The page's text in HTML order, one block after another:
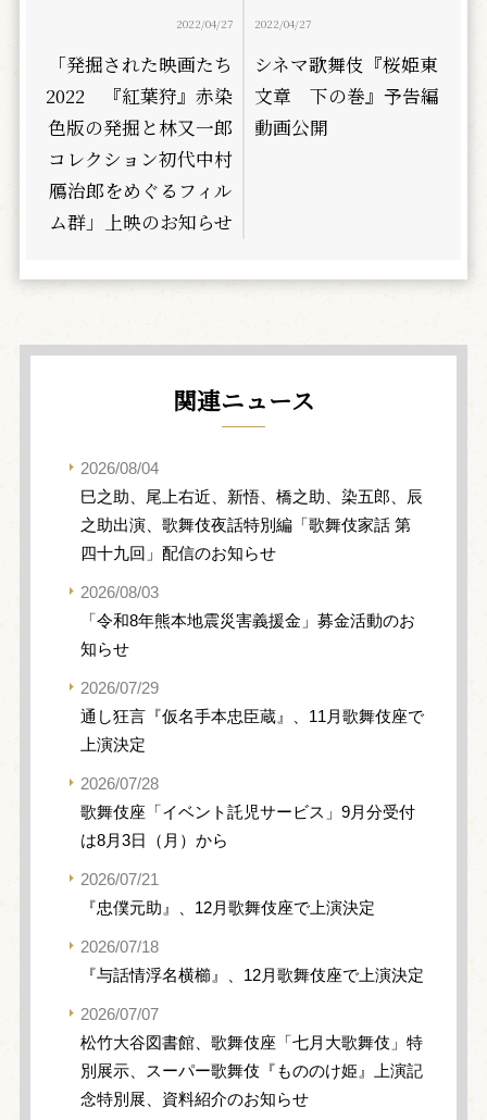
2022/04/27
「発掘された映画たち
2022 『紅葉狩』赤染
色版の発掘と林又一郎
コレクション――初代中村
鴈治郎をめぐるフィル
ム群」上映のお知らせ
2022/04/27
シネマ歌舞伎『桜姫東
文章 下の巻』予告編
動画公開
関連ニュース
2026/08/04
巳之助、尾上右近、新悟、橋之助、染五郎、辰
之助出演、歌舞伎夜話特別編「歌舞伎家話 第
四十九回」配信のお知らせ
2026/08/03
「令和8年熊本地震災害義援金」募金活動のお
知らせ
2026/07/29
通し狂言『仮名手本忠臣蔵』、11月歌舞伎座で
上演決定
2026/07/28
歌舞伎座「イベント託児サービス」9月分受付
は8月3日（月）から
2026/07/21
『忠僕元助』、12月歌舞伎座で上演決定
2026/07/18
『与話情浮名横櫛』、12月歌舞伎座で上演決定
2026/07/07
松竹大谷図書館、歌舞伎座「七月大歌舞伎」特
別展示、スーパー歌舞伎『もののけ姫』上演記
念特別展、資料紹介のお知らせ